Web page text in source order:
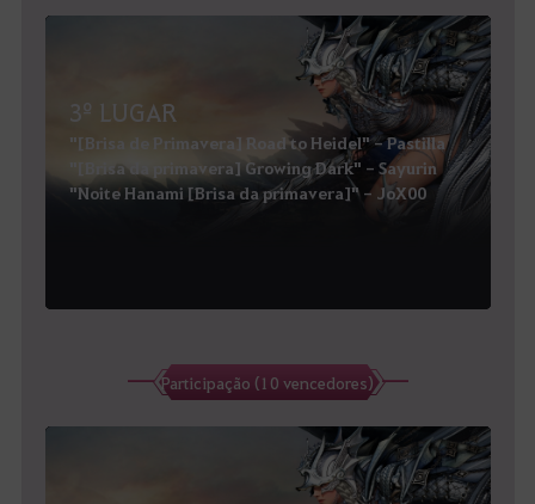
3º LUGAR
"[Brisa de Primavera] Road to Heidel" - Pastilla
"[Brisa da primavera] Growing Dark" - Sayurin
"Noite Hanami [Brisa da primavera]" - JoX00
Participação (10 vencedores)